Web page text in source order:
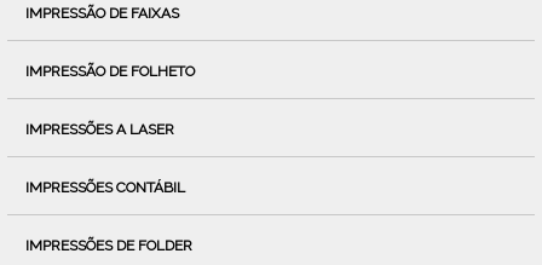
IMPRESSÃO DE FAIXAS
IMPRESSÃO DE FOLHETO
IMPRESSÕES A LASER
IMPRESSÕES CONTÁBIL
IMPRESSÕES DE FOLDER